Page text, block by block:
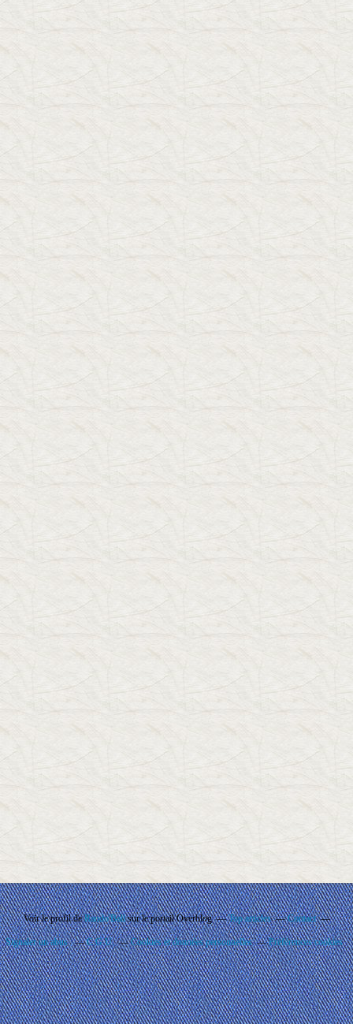
Voir le profil deRando'Ballsur le portail Overblog Top articles Contact
Signaler un abus C.G.U. Cookies et données personnelles Préférences cookies